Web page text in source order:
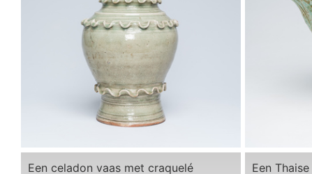
Een celadon vaas met craquelé
Een